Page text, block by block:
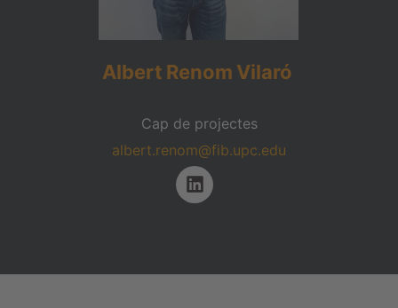
Albert Renom Vilaró
Cap de projectes
albert.renom@fib.upc.edu